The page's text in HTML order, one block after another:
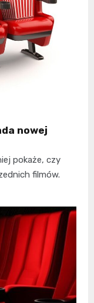
nowej
pokaże, czy
filmów.